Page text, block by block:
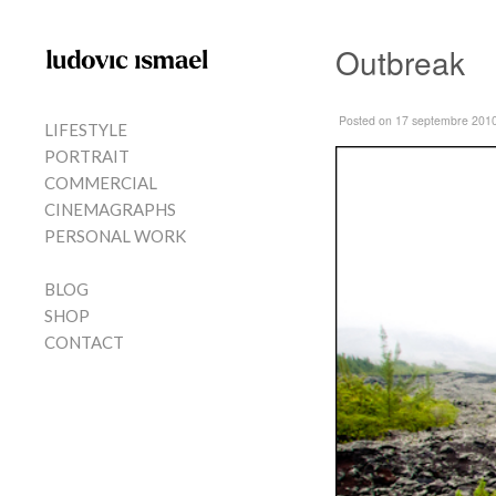
LIFESTYLE
PORTRAIT
COMMERCIAL
CINEMAGRAPHS
PERSONAL WORK
BLOG
SHOP
CONTACT
Outbreak
Posted on 17 septembre